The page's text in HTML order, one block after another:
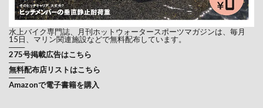
水上バイク専門誌、月刊ホットウォータースポーツマガジンは、毎月
15日、マリン関連施設などで無料配布しています。
───
275号掲載広告はこちら
───
無料配布店リストはこちら
───
Amazonで電子書籍を購入